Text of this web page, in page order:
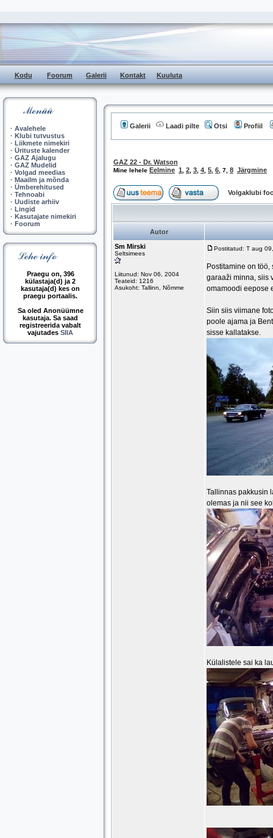
Kodu Foorum Galerii Kontakt Kuuluta
· Avalehele
· Klubi tutvustus
· Liikmete nimekiri
· Ürituste kalender
· GAZ Ajalugu
· GAZ Mudelid
· Volgad meedias
· Maailm ja mõnda
· Ümberehitused
· Tehnoabi
· Uudiste arhiiv
· Lingid
· Kasutajate nimekiri
· Foorum
Praegu on, 396
külastaja(d) ja 2
kasutaja(d) kes on
praegu portaalis.
Sa oled Anonüümne
kasutaja. Sa saad
registreerida vabalt
vajutades SIIA
Galerii Laadi pilte Otsi Profiil
GAZ 22 - Dr. Watson
Mine lehele Eelmine 1 2 3 4 5 6 7 8 Järgmine
Volgaklubi
Autor
Sm Mirski
Seltsimees
Liitunud: Nov 06, 2004
Teateid: 1216
Asukoht: Tallinn, Nõmme
Postitatud: T aug
Postitamine on
garaaži minna, siis
omamoodi eepose
Siin siis viimane
poole ajama ja
sisse kallatakse.
Tallinnas pakkusin
olemas ja nii see
Külalistele sai ka